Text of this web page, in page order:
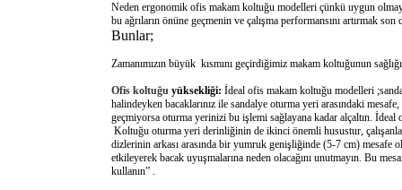
Neden ergonomik ofis makam koltuğu modelleri çünkü uygun
bu ağrıların önüne geçmenin ve çalışma performansını artırmak
Bunlar;
Zamanımızın büyük kısmını geçirdiğimiz makam koltuğunun
Ofis koltuğu yüksekliği: İdeal ofis makam koltuğu modelleri
halindeyken bacaklarınız ile sandalye oturma yeri arasındaki
geçmiyorsa oturma yerinizi bu işlemi sağlayana kadar alçaltın.
Koltuğu oturma yeri derinliğinin de ikinci önemli husustur,
dizlerinin arkası arasında bir yumruk genişliğinde (5-7 cm) mesafe
etkileyerek bacak uyuşmalarına neden olacağını unutmayın. Bu
kullanın” .